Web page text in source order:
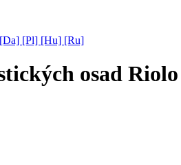
[Da] [Pl] [Hu] [Ru]
osad